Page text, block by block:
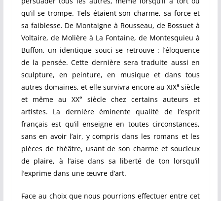
qu’il se trompe. Tels étaient son charme, sa force et
sa faiblesse. De Montaigne à Rousseau, de Bossuet à
Voltaire, de Molière à La Fontaine, de Montesquieu à
Buffon, un identique souci se retrouve : l’éloquence
de la pensée. Cette dernière sera traduite aussi en
sculpture, en peinture, en musique et dans tous
autres domaines, et elle survivra encore au XIXesiècle
et même au XXe siècle chez certains auteurs et
artistes. La dernière éminente qualité de l’esprit
français est qu’il enseigne en toutes circonstances,
sans en avoir l’air, y compris dans les romans et les
pièces de théâtre, usant de son charme et soucieux
de plaire, à l’aise dans sa liberté de ton lorsqu’il
l’exprime dans une œuvre d’art.
Face au choix que nous pourrions effectuer entre cet